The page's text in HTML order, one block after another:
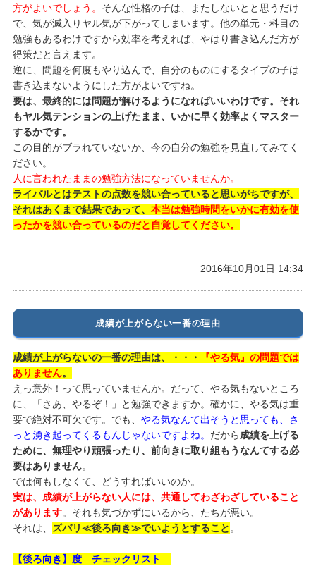
方がよいでしょう。 そんな性格の子は、またしないとと思うだけ
で、気が滅入りヤル気が下がってしまいます。他の単元・科目の
勉強もあるわけですから効率を考えれば、やはり書き込んだ方が
得策だと言えます。
逆に、問題を何度もやり込んで、自分のものにするタイプの子は
書き込まないようにした方がよいですね。
要は、最終的には問題が解けるようになればいいわけです。それ
もヤル気テンションの上げたまま、いかに早く効率よくマスター
するかです。
この目的がブラれていないか、今の自分の勉強を見直してみてく
ださい。
人に言われたままの勉強方法になっていませんか。
ライバルとはテストの点数を競い合っていると思いがちですが、
それはあくまで結果であって、 本当は勉強時間をいかに有効を使
ったかを競い合っているのだと自覚してください。
2016年10月01日 14:34
成績が上がらない一番の理由
成績が上がらないの一番の理由は、・・・
『やる気』の問題では
ありません。
えっ意外！って思っていませんか。だって、やる気もないところ
に、「さあ、やるぞ！」と勉強できますか。確かに、やる気は重
要で絶対不可欠です。でも、 やる気なんて出そうと思っても、さ
っと湧き起ってくるもんじゃないですよね。 だから成績を上げる
ために、無理やり頑張ったり、前向きに取り組もうなんてする必
要はありません。
では何もしなくて、どうすればいいのか。
実は、成績が上がらない人には、共通してわざわざしていること
があります。それも気づかずにいるから、たちが悪い。
それは、 ズバリ≪後ろ向き≫でいようとすること。
【後ろ向き】度 チェックリスト